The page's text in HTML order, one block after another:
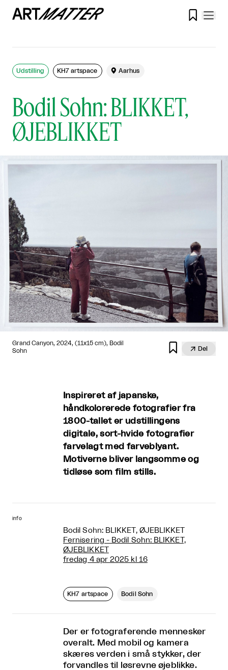

Bodil Sohn: BLIKKET,
ØJEBLIKKET
Udstilling KH7 artspace  Aarhus
Grand Canyon, 2024, (11x15 cm), Bodil
Sohn
  Del
Inspireret af japanske,
håndkolorerede fotografier fra
1800-tallet er udstillingens
digitale, sort-hvide fotografier
farvelagt med farveblyant.
Motiverne bliver langsomme og
tidløse som film stills.
info
Bodil Sohn: BLIKKET, ØJEBLIKKET
Fernisering - Bodil Sohn: BLIKKET,
ØJEBLIKKET
fredag 4 apr 2025 kl 16
KH7 artspace Bodil Sohn
Der er fotograferende mennesker
overalt. Med mobil og kamera
skæres verden i små stykker, der
forvandles til løsrevne øjeblikke.